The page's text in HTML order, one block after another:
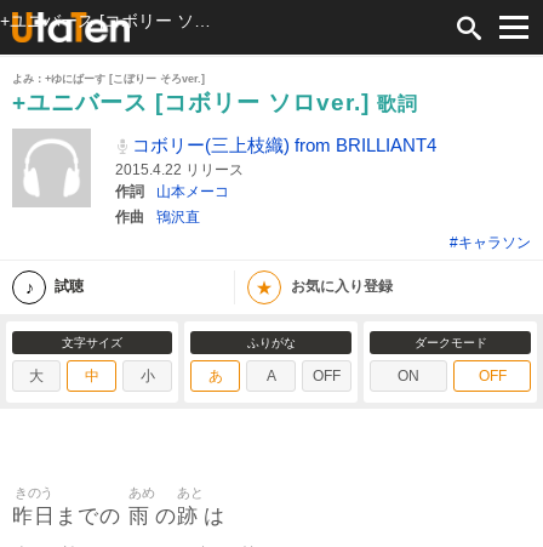
よみ：+ゆにばーす [こぼりー そろver.]
+ユニバース [コボリー ソロver.] 歌詞
コボリー(三上枝織) from BRILLIANT4
2015.4.22 リリース
作詞
山本メーコ
作曲
鴇沢直
#キャラソン
試聴 ★ お気に入り登録
文字サイズ
大 中 小
ふりがな
あ A OFF
ダークモード
ON OFF
昨日
きのう
までの 雨
あめ
の跡
あと
は